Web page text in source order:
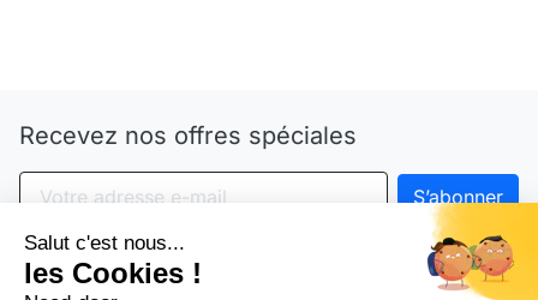
Recevez nos offres spéciales
Vous pouvez vous désinscrire à tout moment. Vous
trouverez pour cela nos informations de contact dans
les conditions d'utilisation du site.